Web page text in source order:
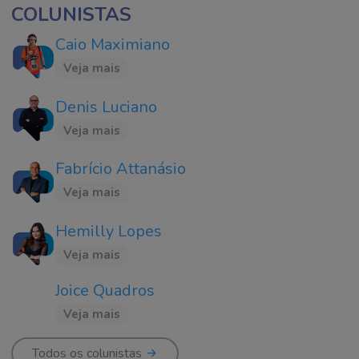
COLUNISTAS
Caio Maximiano
Veja mais
Denis Luciano
Veja mais
Fabrício Attanásio
Veja mais
Hemilly Lopes
Veja mais
Joice Quadros
Veja mais
Todos os colunistas